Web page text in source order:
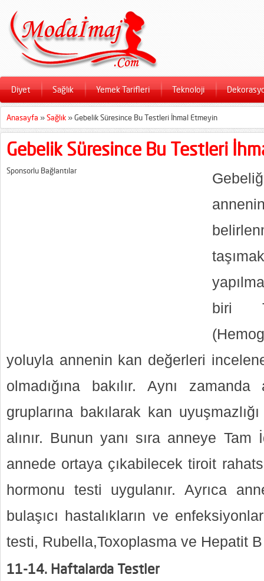
Diyet Sağlık Yemek Tarifleri Teknoloji
Anasayfa »Sağlık »Gebelik Süresince Bu Testleri İhmal Etmeyin
Gebelik Süresince Bu Testleri
Sponsorlu Bağlantılar
biri
yoluyla annenin kan değerleri
olmadığına bakılır. Aynı
gruplarına bakılarak kan
alınır. Bunun yanı sıra anneye
annede ortaya çıkabilecek tiroit
hormonu testi uygulanır. Ayrıca
bulaşıcı hastalıkların ve
testi, Rubella,Toxoplasma ve Hepatit B
11-14. Haftalarda Testler